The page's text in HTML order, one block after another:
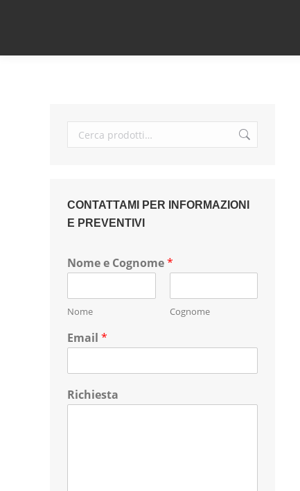
CONTATTAMI PER INFORMAZIONI
E PREVENTIVI
Nome e Cognome*
Nome Cognome
Email *
Richiesta